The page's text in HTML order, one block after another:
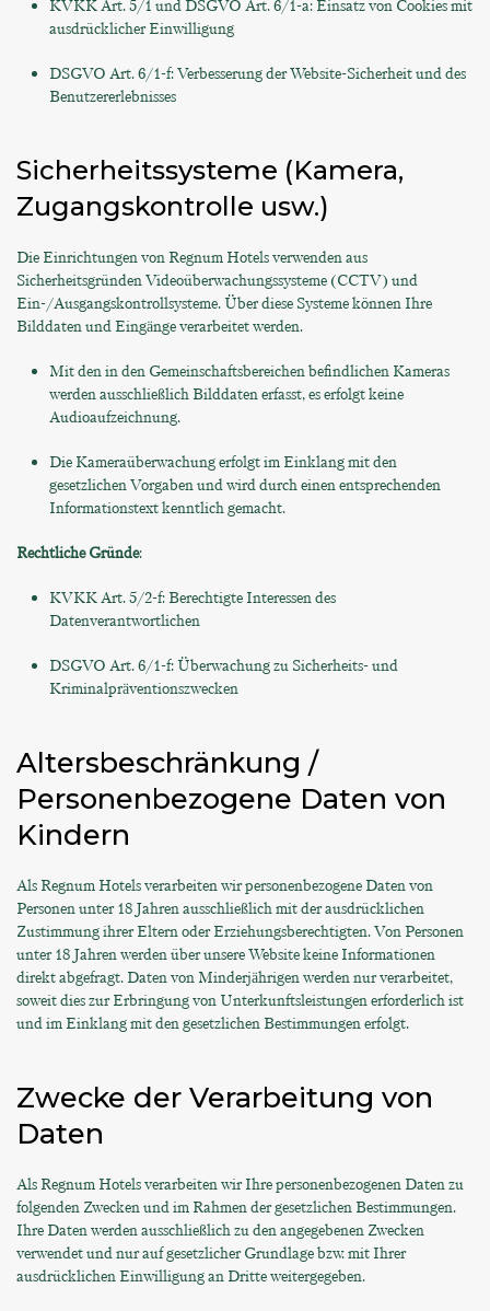
KVKK Art. 5/1 und DSGVO Art. 6/1-a: Einsatz von Cookies mit
ausdrücklicher Einwilligung
DSGVO Art. 6/1-f: Verbesserung der Website-Sicherheit und des
Benutzererlebnisses
Sicherheitssysteme (Kamera,
Zugangskontrolle usw.)
Die Einrichtungen von Regnum Hotels verwenden aus
Sicherheitsgründen Videoüberwachungssysteme (CCTV) und
Ein-/Ausgangskontrollsysteme. Über diese Systeme können Ihre
Bilddaten und Eingänge verarbeitet werden.
Mit den in den Gemeinschaftsbereichen befindlichen Kameras
werden ausschließlich Bilddaten erfasst, es erfolgt keine
Audioaufzeichnung.
Die Kameraüberwachung erfolgt im Einklang mit den
gesetzlichen Vorgaben und wird durch einen entsprechenden
Informationstext kenntlich gemacht.
Rechtliche Gründe:
KVKK Art. 5/2-f: Berechtigte Interessen des
Datenverantwortlichen
DSGVO Art. 6/1-f: Überwachung zu Sicherheits- und
Kriminalpräventionszwecken
Altersbeschränkung /
Personenbezogene Daten von
Kindern
Als Regnum Hotels verarbeiten wir personenbezogene Daten von
Personen unter 18 Jahren ausschließlich mit der ausdrücklichen
Zustimmung ihrer Eltern oder Erziehungsberechtigten. Von Personen
unter 18 Jahren werden über unsere Website keine Informationen
direkt abgefragt. Daten von Minderjährigen werden nur verarbeitet,
soweit dies zur Erbringung von Unterkunftsleistungen erforderlich ist
und im Einklang mit den gesetzlichen Bestimmungen erfolgt.
Zwecke der Verarbeitung von
Daten
Als Regnum Hotels verarbeiten wir Ihre personenbezogenen Daten zu
folgenden Zwecken und im Rahmen der gesetzlichen Bestimmungen.
Ihre Daten werden ausschließlich zu den angegebenen Zwecken
verwendet und nur auf gesetzlicher Grundlage bzw. mit Ihrer
ausdrücklichen Einwilligung an Dritte weitergegeben.